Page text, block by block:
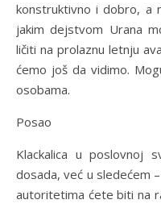
konstruktivno i dobro, a
jakim dejstvom Urana
ličiti na prolaznu letnju
ćemo još da vidimo.
osobama.
Posao
Klackalica u poslovnoj
dosada, već u sledećem
autoritetima ćete biti na